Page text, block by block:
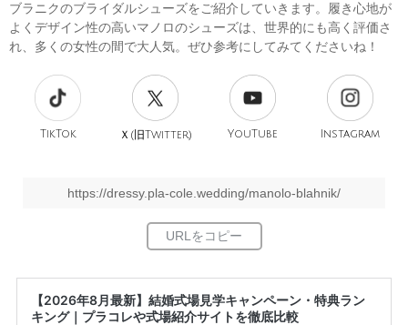
ブラニクのブライダルシューズをご紹介していきます。履き心地が
よくデザイン性の高いマノロのシューズは、世界的にも高く評価さ
れ、多くの女性の間で大人気。ぜひ参考にしてみてくださいね！
TikTok Ｘ(旧Twitter) YouTube Instagram
https://dressy.pla-cole.wedding/manolo-blahnik/
【2026年8月最新】結婚式場見学キャンペーン・特典ラン
キング｜プラコレや式場紹介サイトを徹底比較